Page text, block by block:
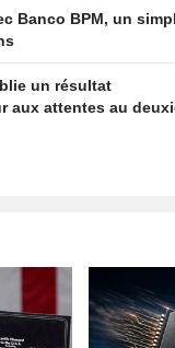
Banco BPM, un
un résultat
attentes au